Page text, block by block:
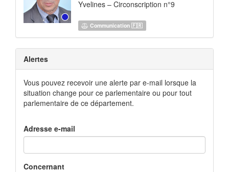
Yvelines – Circonscription n°9
Communication 🇫🇷
Alertes
Vous pouvez recevoir une alerte par e-mail lorsque la
situation change pour ce parlementaire ou pour tout
parlementaire de ce département.
Adresse e-mail
Concernant